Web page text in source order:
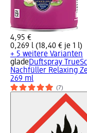
4,95 €
0,269 l (18,40 € je 1 l)
+ 5 weitere Varianten
gladeDuftspray
Nachfüller Relaxing
269 ml
(7)